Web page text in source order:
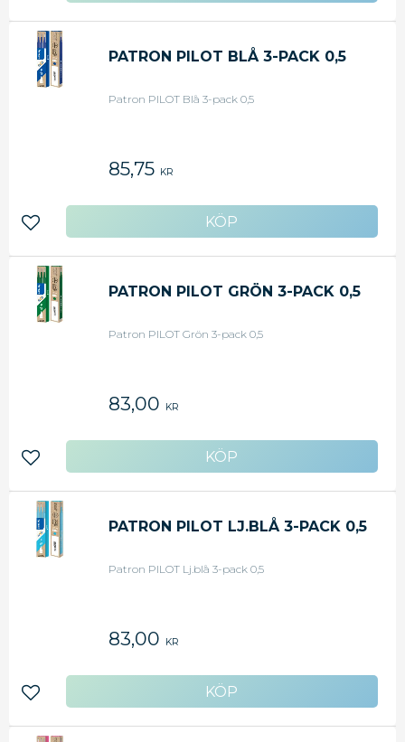
PATRON PILOT BLÅ 3-PACK 0,5
Patron PILOT Blå 3-pack 0,5
85,75 KR
Lägg till i favoriter
PATRON PILOT GRÖN 3-PACK 0,5
Patron PILOT Grön 3-pack 0,5
83,00 KR
Lägg till i favoriter
PATRON PILOT LJ.BLÅ 3-PACK 0,5
Patron PILOT Lj.blå 3-pack 0,5
83,00 KR
Lägg till i favoriter